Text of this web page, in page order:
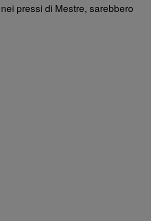
pressi di Mestre, sarebbero